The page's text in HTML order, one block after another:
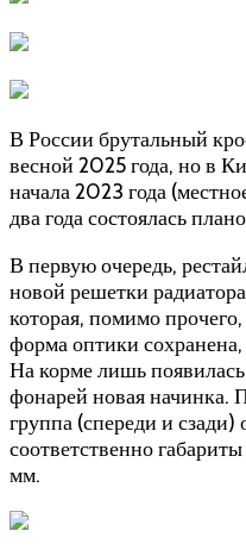
В России брутальный
весной 2025 года, но в
начала 2023 года
два года состоялась
В первую очередь,
новой решетки
которая, помимо
форма оптики
На корме лишь
фонарей новая начинка.
группа (спереди и сзади)
соответственно
мм.